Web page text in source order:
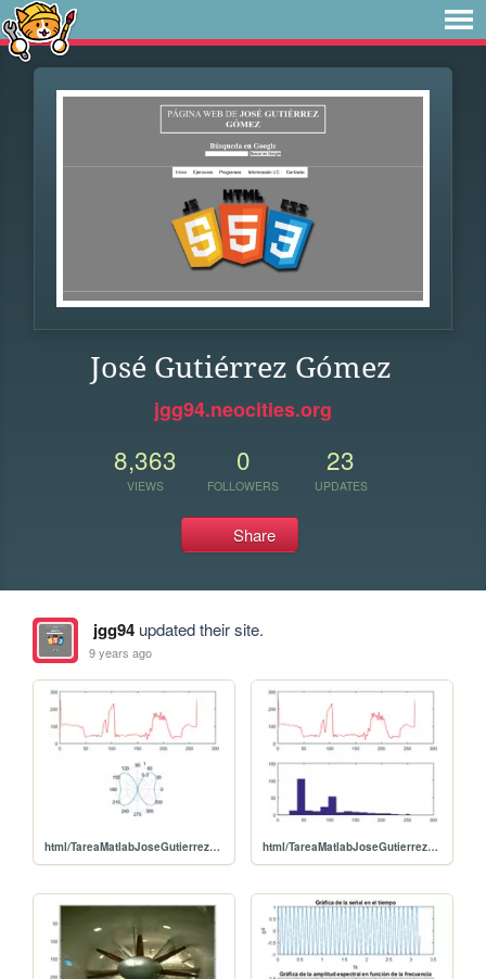
José Gutiérrez Gómez
jgg94.neocities.org
8,363
VIEWS
0
FOLLOWERS
23
UPDATES
Share
jgg94updated their site.
9 years ago
html/TareaMatlabJoseGutierrez_11.png html/TareaMatlabJoseGutierrez_10.png